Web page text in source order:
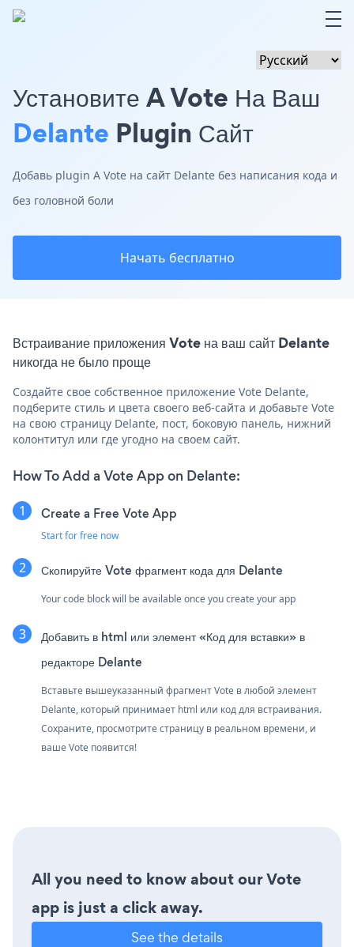
Установите A Vote На Ваш
Delante Plugin Сайт
Добавь plugin A Vote на сайт Delante без написания кода и
без головной боли
Начать бесплатно
Встраивание приложения Vote на ваш сайт Delante
никогда не было проще
Создайте свое собственное приложение Vote Delante,
подберите стиль и цвета своего веб-сайта и добавьте Vote
на свою страницу Delante, пост, боковую панель, нижний
колонтитул или где угодно на своем сайт.
How To Add a Vote App on Delante:
Create a Free Vote App
Start for free now
Скопируйте Vote фрагмент кода для Delante
Your code block will be available once you create your app
Добавить в html или элемент «Код для вставки» в
редакторе Delante
Вставьте вышеуказанный фрагмент Vote в любой элемент
Delante, который принимает html или код для встраивания.
Сохраните, просмотрите страницу в реальном времени, и
ваше Vote появится!
All you need to know about our Vote
app is just a click away.
See the details